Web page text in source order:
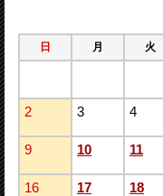
日 月 火
2 3 4
9 10 11
16 17 18